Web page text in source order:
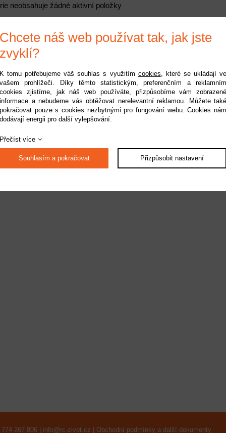
neobsahuje žádné aktivní položky
267 806 | info@rc-zivot.cz Obchodní podmínky a další dokumenty
Chcete náš web používat tak, jak jste
zvyklí?
K tomu potřebujeme váš souhlas s využitím cookies , které se ukládají
vašem prohlížeči. Díky těmto statistickým, preferenčním a reklamním
cookies zjistíme, jak náš web používáte, přizpůsobíme vám zobrazené
informace a nebudeme vás obtěžovat nerelevantní reklamou. Můžete také
pokračovat pouze s cookies nezbytnými pro fungování webu. Cookies nám
dodávají energii pro další vylepšování.
Přečíst více
Souhlasím a pokračovat Přizpůsobit nastavení